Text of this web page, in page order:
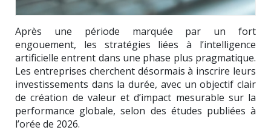
Après une période marquée par un fort
engouement, les stratégies liées à l’intelligence
artificielle entrent dans une phase plus pragmatique.
Les entreprises cherchent désormais à inscrire leurs
investissements dans la durée, avec un objectif clair
de création de valeur et d’impact mesurable sur la
performance globale, selon des études publiées à
l’orée de 2026.